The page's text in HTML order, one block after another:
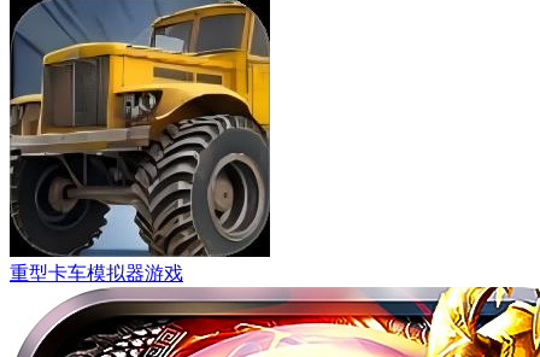
重型卡车模拟器游戏